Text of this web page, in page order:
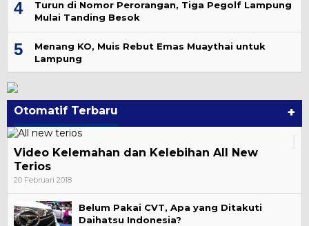
4
Turun di Nomor Perorangan, Tiga Pegolf Lampung
Mulai Tanding Besok
5
Menang KO, Muis Rebut Emas Muaythai untuk
Lampung
Otomatif Terbaru +
Video Kelemahan dan Kelebihan All New
Terios
20 Februari 2018
Belum Pakai CVT, Apa yang Ditakuti
Daihatsu Indonesia?